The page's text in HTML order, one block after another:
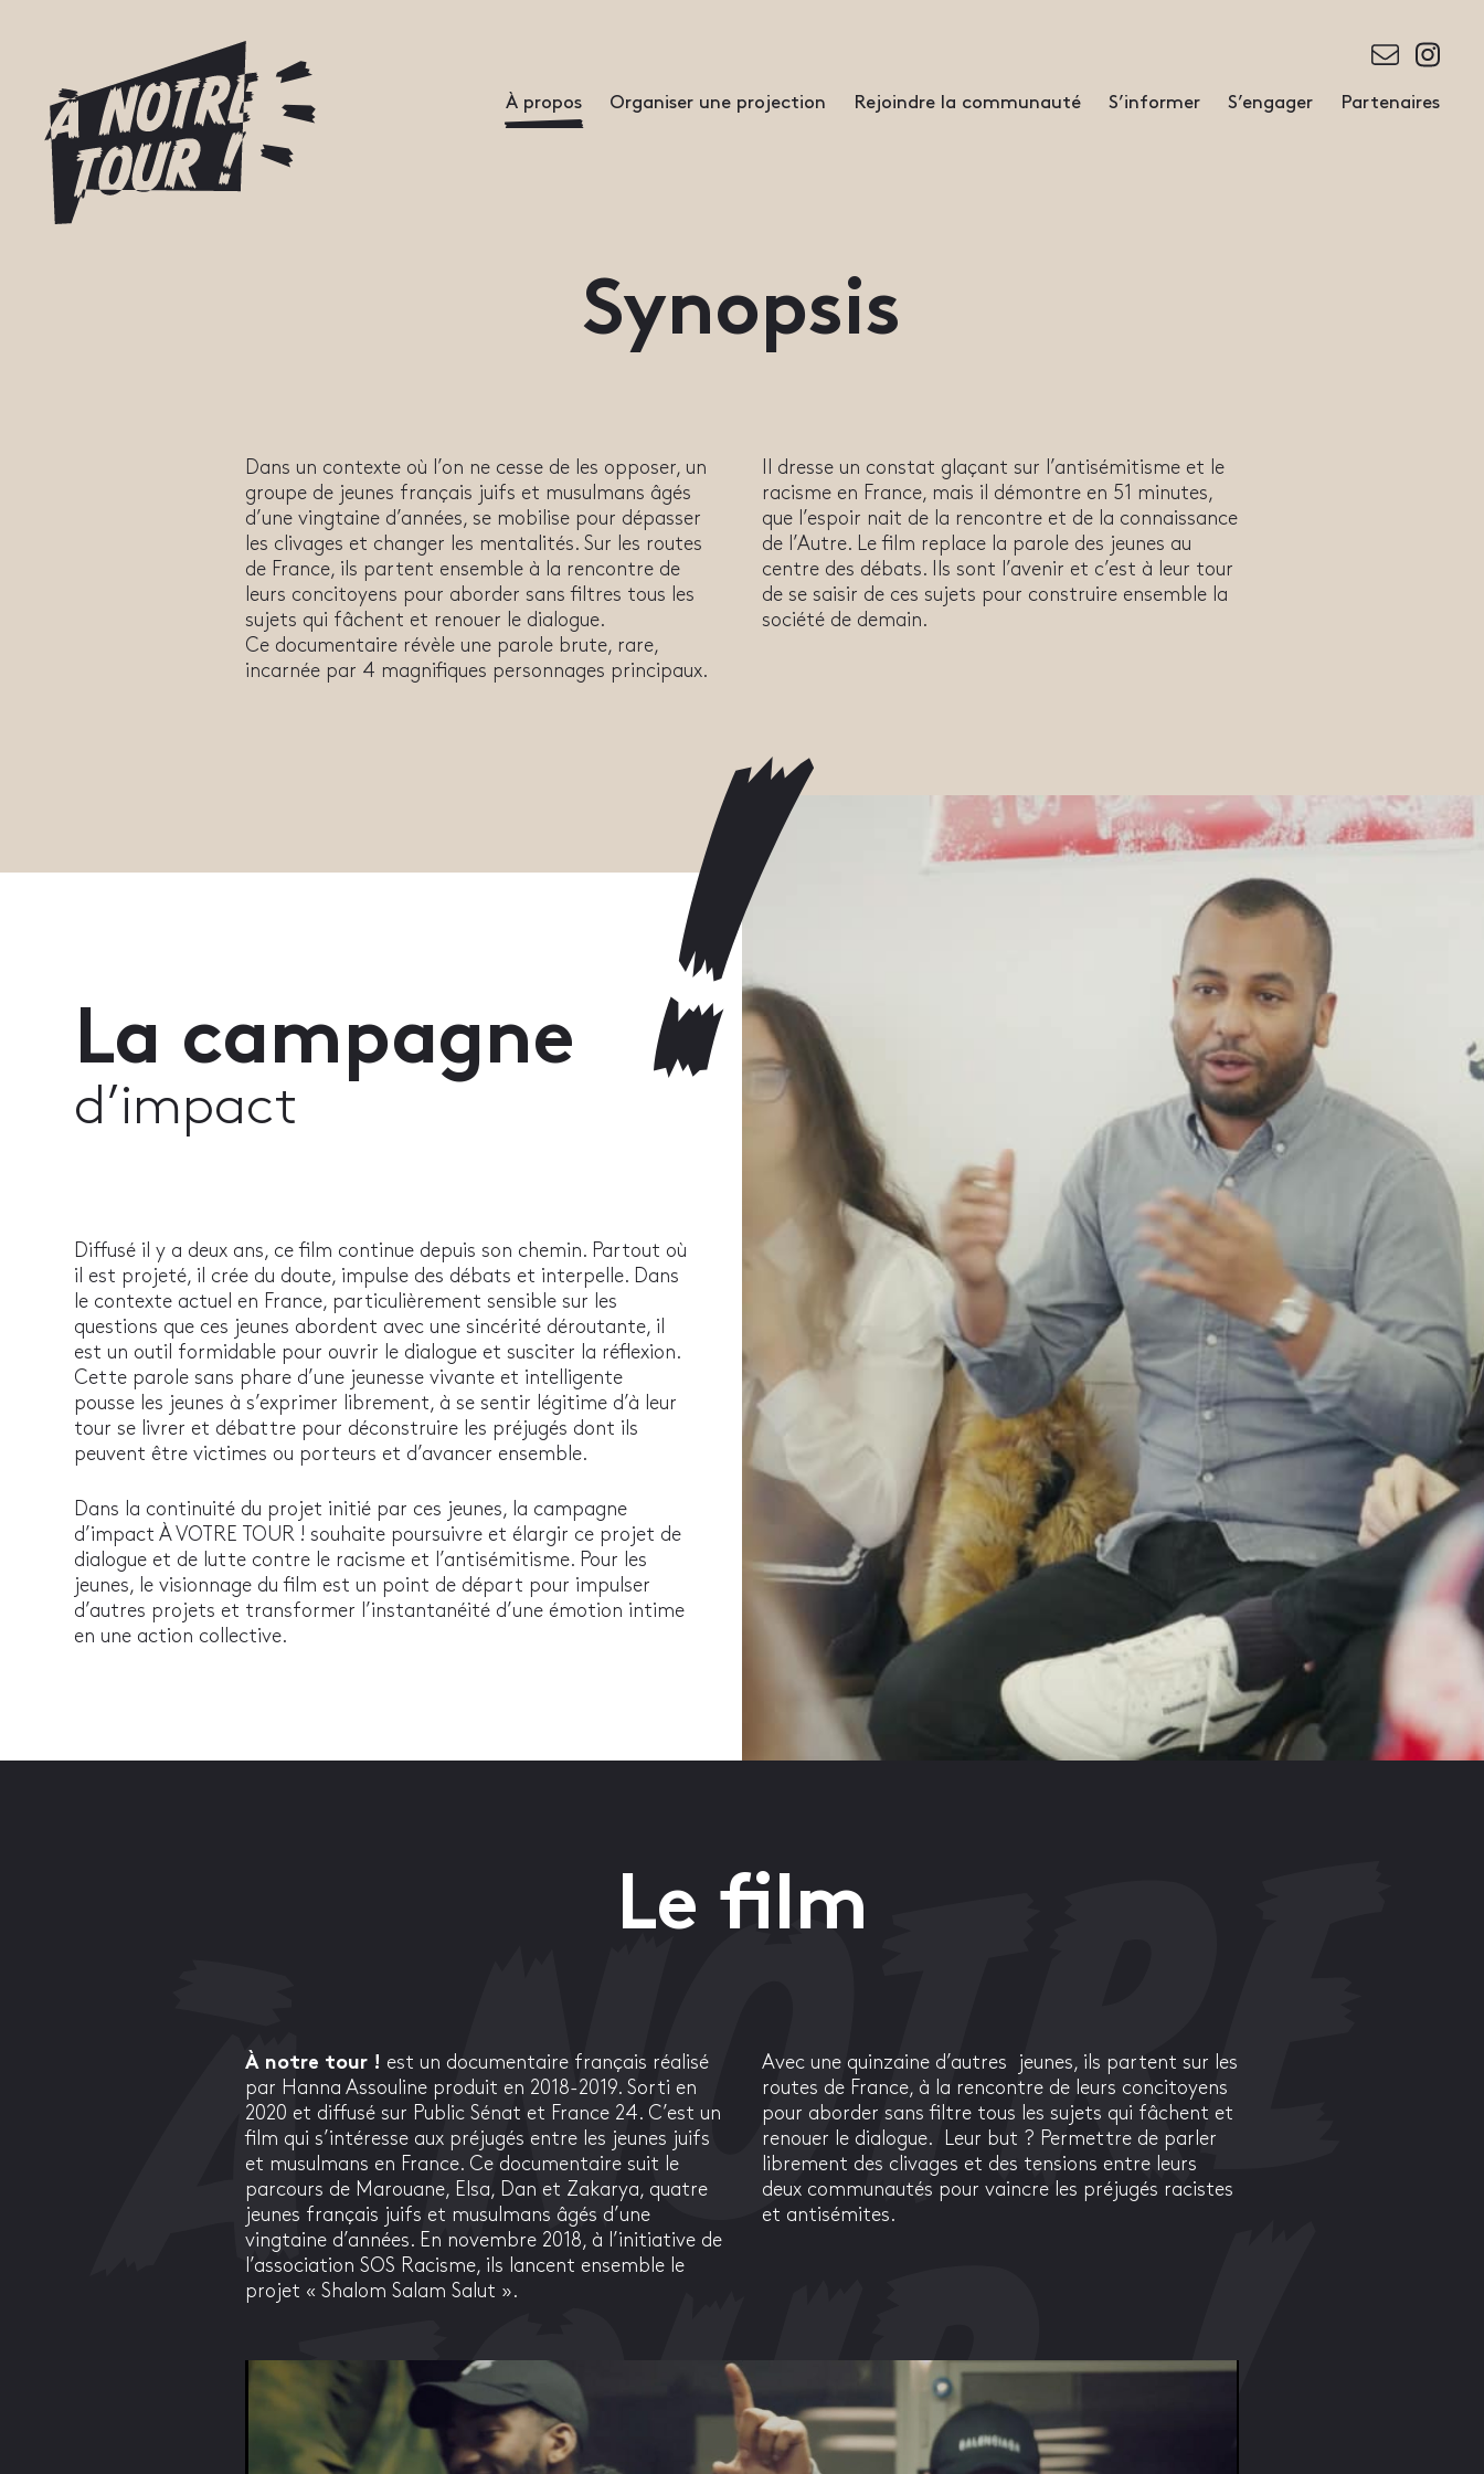
À propos Organiser une projection Rejoindre la communauté S’informer S’engager Partenaires
Synopsis
Dans un contexte où l’on ne cesse de les opposer, un
groupe de jeunes français juifs et musulmans âgés
d’une vingtaine d’années, se mobilise pour dépasser
les clivages et changer les mentalités. Sur les routes
de France, ils partent ensemble à la rencontre de
leurs concitoyens pour aborder sans filtres tous les
sujets qui fâchent et renouer le dialogue.
Ce documentaire révèle une parole brute, rare,
incarnée par 4 magnifiques personnages principaux.
Il dresse un constat glaçant sur l’antisémitisme et le
racisme en France, mais il démontre en 51 minutes,
que l’espoir nait de la rencontre et de la connaissance
de l’Autre. Le film replace la parole des jeunes au
centre des débats. Ils sont l’avenir et c’est à leur tour
de se saisir de ces sujets pour construire ensemble la
société de demain.
La campagne
d’impact
Diffusé il y a deux ans, ce film continue depuis son chemin. Partout où
il est projeté, il crée du doute, impulse des débats et interpelle. Dans
le contexte actuel en France, particulièrement sensible sur les
questions que ces jeunes abordent avec une sincérité déroutante, il
est un outil formidable pour ouvrir le dialogue et susciter la réflexion.
Cette parole sans phare d’une jeunesse vivante et intelligente
pousse les jeunes à s’exprimer librement, à se sentir légitime d’à leur
tour se livrer et débattre pour déconstruire les préjugés dont ils
peuvent être victimes ou porteurs et d’avancer ensemble.
Dans la continuité du projet initié par ces jeunes, la campagne
d’impact À VOTRE TOUR ! souhaite poursuivre et élargir ce projet de
dialogue et de lutte contre le racisme et l’antisémitisme. Pour les
jeunes, le visionnage du film est un point de départ pour impulser
d’autres projets et transformer l’instantanéité d’une émotion intime
en une action collective.
Le film
À notre tour ! est un documentaire français réalisé
par Hanna Assouline produit en 2018-2019. Sorti en
2020 et diffusé sur Public Sénat et France 24. C’est un
film qui s’intéresse aux préjugés entre les jeunes juifs
et musulmans en France. Ce documentaire suit le
parcours de Marouane, Elsa, Dan et Zakarya, quatre
jeunes français juifs et musulmans âgés d’une
vingtaine d’années. En novembre 2018, à l’initiative de
l’association SOS Racisme, ils lancent ensemble le
projet « Shalom Salam Salut ».
Avec une quinzaine d’autres
jeunes, ils partent sur les
routes de France, à la rencontre de leurs concitoyens
pour aborder sans filtre tous les sujets qui fâchent et
renouer le dialogue.
Leur but ? Permettre de parler
librement des clivages et des tensions entre leurs
deux communautés pour vaincre les préjugés racistes
et antisémites.